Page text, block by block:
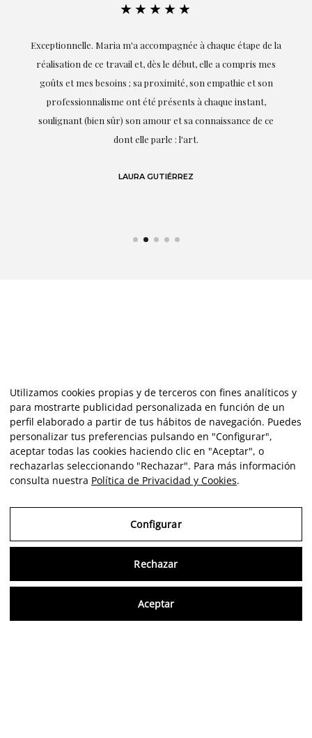
★★★★★
Exceptionnelle. Maria m'a accompagnée à chaque étape de la
réalisation de ce travail et, dès le début, elle a compris mes
goûts et mes besoins ; sa proximité, son empathie et son
professionnalisme ont été présents à chaque instant,
soulignant (bien sûr) son amour et sa connaissance de ce
dont elle parle : l'art.
LAURA GUTIÉRREZ
Utilizamos cookies propias y de terceros con fines analíticos y
para mostrarte publicidad personalizada en función de un
perfil elaborado a partir de tus hábitos de navegación. Puedes
personalizar tus preferencias pulsando en "Configurar",
aceptar todas las cookies haciendo clic en "Aceptar", o
rechazarlas seleccionando "Rechazar". Para más información
consulta nuestra Política de Privacidad y Cookies.
Configurar
Rechazar
Aceptar